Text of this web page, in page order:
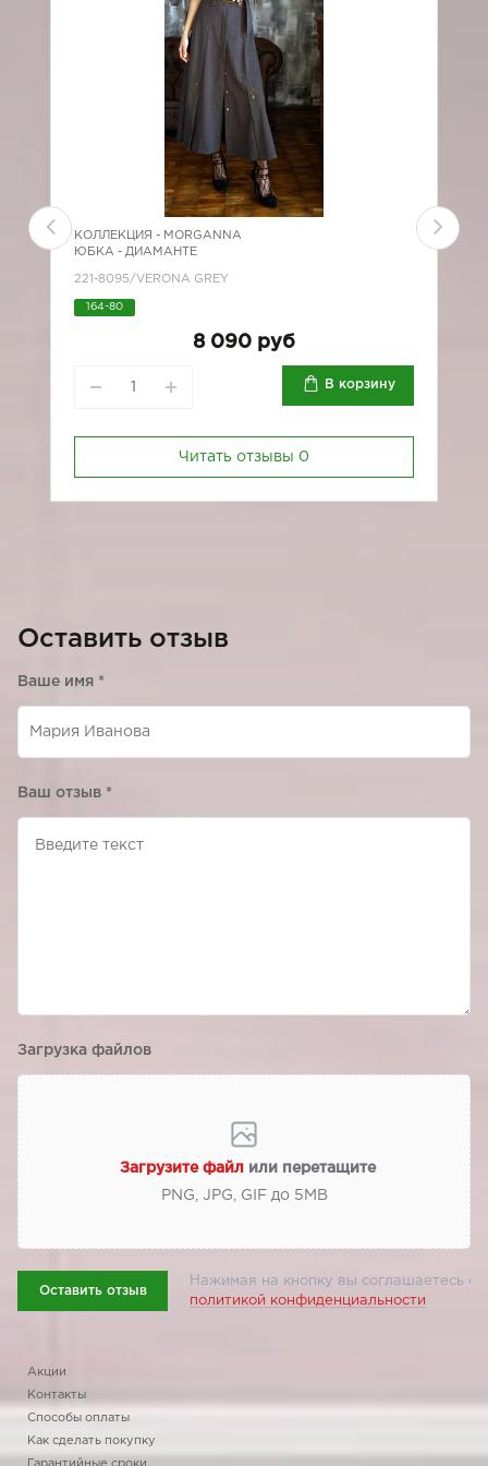
КОЛЛЕКЦИЯ - MORGANNA
ЮБКА - ДИАМАНТЕ
221-8095/VERONA GREY
164-80
8 090 руб
В корзину
Читать отзывы 0
Оставить отзыв
Ваше имя *
Ваш отзыв *
Загрузка файлов
Загрузите файл или перетащите
PNG, JPG, GIF до 5МВ
Оставить отзыв
Нажимая на кнопку вы соглашаетесь с
политикой конфиденциальности
Акции
Контакты
Способы оплаты
Как сделать покупку